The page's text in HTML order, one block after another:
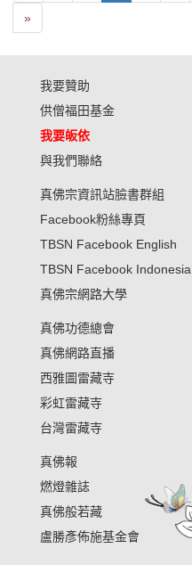
»Last
我要贊助
供僧福田基金
我要皈依
與我們聯絡
真佛宗資訊站臉書群組
Facebook粉絲專頁
TBSN Facebook English
TBSN Facebook Indonesia
真佛宗網路大學
真佛功德總會
真佛網路直播
西雅圖雷藏寺
彩虹雷藏寺
台灣雷藏寺
真佛報
燃燈雜誌
真佛般若藏
盧勝彥佈施基金會